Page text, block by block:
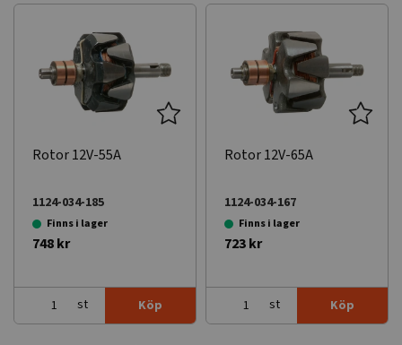
Rotor 12V-55A
1124-034-185
Finns i lager
748 kr
st Köp
Rotor 12V-65A
1124-034-167
Finns i lager
723 kr
st Köp